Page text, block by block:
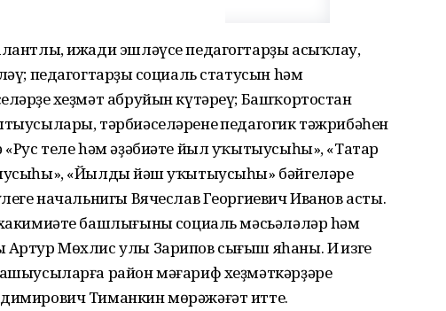
ижади эшләүсе педагогтарҙы асыҡлау,
педагогтарҙың социаль статусын hәм
хеҙмәт абруйын күтәреү; Башҡортостан
тәрбиәселәренең педагогик тәжрибәһен
теле hәм әҙәбиәте йыл уҡытыусыһы», «Татар
«Йылдың йәш уҡытыусыһы» бәйгеләре
начальнигы Вячеслав Георгиевич Иванов асты.
башлығының социаль мәсьәләләр hәм
Мөхлис улы Зарипов сығыш яһаны. Иң изге
район мәғариф хеҙмәткәрҙәре
Тиманкин мөрәжәғәт итте.